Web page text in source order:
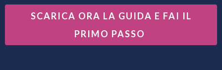
SCARICA ORA LA GUIDA E FAI IL
PRIMO PASSO